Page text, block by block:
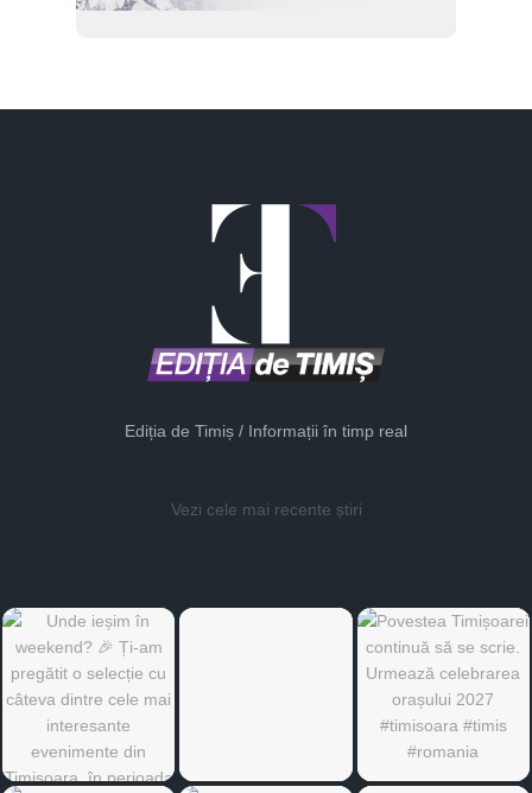
Ediția de Timiș / Informații în timp real
Vezi cele mai recente știri